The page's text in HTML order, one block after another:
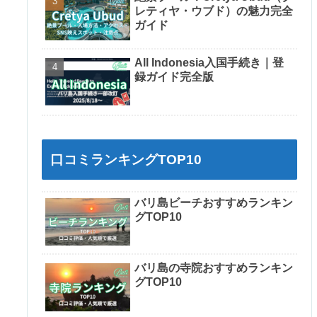
レティヤ・ウブド）の魅力完全
ガイド
All Indonesia入国手続き｜登
録ガイド完全版
口コミランキングTOP10
バリ島ビーチおすすめランキン
グTOP10
バリ島の寺院おすすめランキン
グTOP10